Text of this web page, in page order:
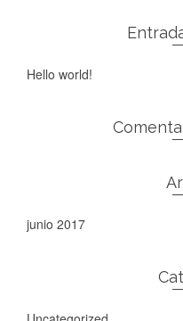
Hello world!
junio 2017